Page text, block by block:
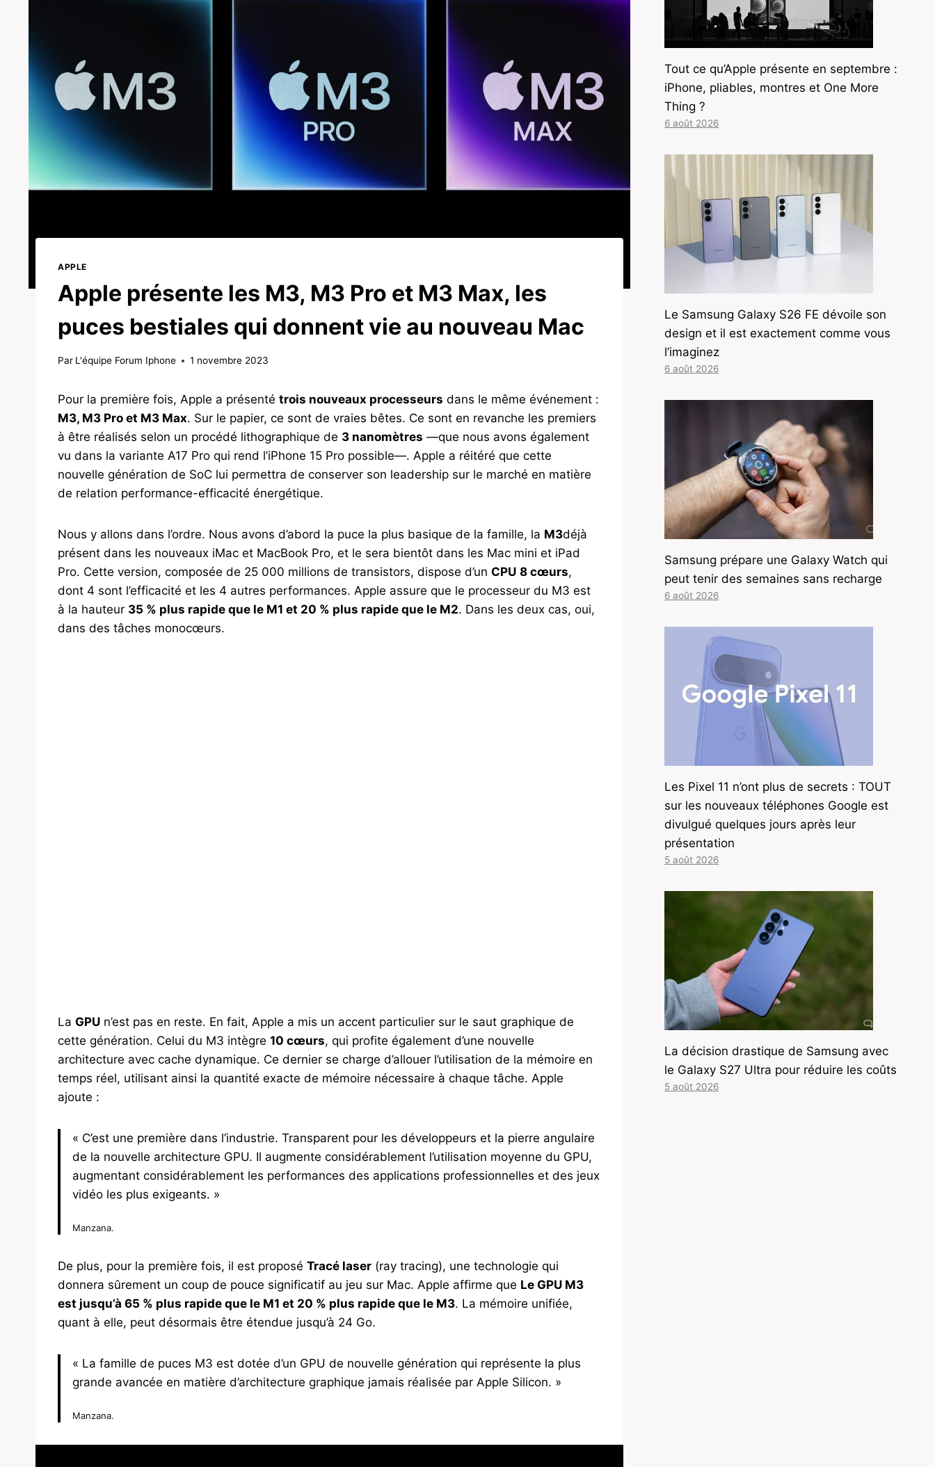
APPLE
Apple présente les M3, M3 Pro et M3 Max, les
puces bestiales qui donnent vie au nouveau Mac
Par L'équipe Forum Iphone 1 novembre 2023
Pour la première fois, Apple a présenté trois nouveaux processeurs dans le même événement :
M3, M3 Pro et M3 Max. Sur le papier, ce sont de vraies bêtes. Ce sont en revanche les premiers
à être réalisés selon un procédé lithographique de 3 nanomètres —que nous avons également
vu dans la variante A17 Pro qui rend l’iPhone 15 Pro possible—. Apple a réitéré que cette
nouvelle génération de SoC lui permettra de conserver son leadership sur le marché en matière
de relation performance-efficacité énergétique.
Nous y allons dans l’ordre. Nous avons d’abord la puce la plus basique de la famille, la M3déjà
présent dans les nouveaux iMac et MacBook Pro, et le sera bientôt dans les Mac mini et iPad
Pro. Cette version, composée de 25 000 millions de transistors, dispose d’un CPU 8 cœurs,
dont 4 sont l’efficacité et les 4 autres performances. Apple assure que le processeur du M3 est
à la hauteur 35 % plus rapide que le M1 et 20 % plus rapide que le M2. Dans les deux cas, oui,
dans des tâches monocœurs.
La GPU n’est pas en reste. En fait, Apple a mis un accent particulier sur le saut graphique de
cette génération. Celui du M3 intègre 10 cœurs, qui profite également d’une nouvelle
architecture avec cache dynamique. Ce dernier se charge d’allouer l’utilisation de la mémoire en
temps réel, utilisant ainsi la quantité exacte de mémoire nécessaire à chaque tâche. Apple
ajoute :
« C’est une première dans l’industrie. Transparent pour les développeurs et la pierre angulaire
de la nouvelle architecture GPU. Il augmente considérablement l’utilisation moyenne du GPU,
augmentant considérablement les performances des applications professionnelles et des jeux
vidéo les plus exigeants. »
Manzana.
De plus, pour la première fois, il est proposé Tracé laser (ray tracing), une technologie qui
donnera sûrement un coup de pouce significatif au jeu sur Mac. Apple affirme que Le GPU M3
est jusqu’à 65 % plus rapide que le M1 et 20 % plus rapide que le M3. La mémoire unifiée,
quant à elle, peut désormais être étendue jusqu’à 24 Go.
« La famille de puces M3 est dotée d’un GPU de nouvelle génération qui représente la plus
grande avancée en matière d’architecture graphique jamais réalisée par Apple Silicon. »
Manzana.
Tout ce qu’Apple présente en septembre :
iPhone, pliables, montres et One More
Thing ?
6 août 2026
Le Samsung Galaxy S26 FE dévoile son
design et il est exactement comme vous
l’imaginez
6 août 2026
Samsung prépare une Galaxy Watch qui
peut tenir des semaines sans recharge
6 août 2026
Les Pixel 11 n’ont plus de secrets : TOUT
sur les nouveaux téléphones Google est
divulgué quelques jours après leur
présentation
5 août 2026
La décision drastique de Samsung avec
le Galaxy S27 Ultra pour réduire les coûts
5 août 2026